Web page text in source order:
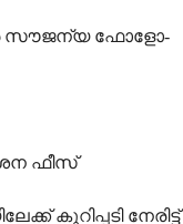
സൗജന്യ ഫോളോ-
ഫീസ്
കുറിപ്പടി നേരിട്ട്